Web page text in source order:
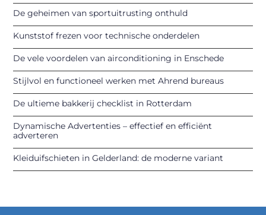
De geheimen van sportuitrusting onthuld
Kunststof frezen voor technische onderdelen
De vele voordelen van airconditioning in Enschede
Stijlvol en functioneel werken met Ahrend bureaus
De ultieme bakkerij checklist in Rotterdam
Dynamische Advertenties – effectief en efficiënt
adverteren
Kleiduifschieten in Gelderland: de moderne variant